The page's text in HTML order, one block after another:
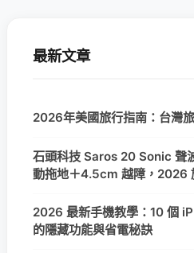
最新文章
2026年美國旅行指南：台灣
石頭科技 Saros 20 Sonic 聲
動拖地＋4.5cm 越障，2026
2026 最新手機教學：10 個
的隱藏功能與省電秘訣